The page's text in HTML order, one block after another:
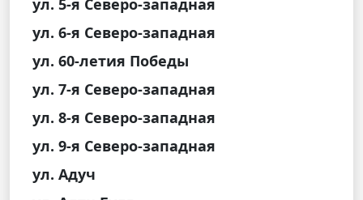
ул. 6-я Северо-западная
ул. 60-летия Победы
ул. 7-я Северо-западная
ул. 8-я Северо-западная
ул. 9-я Северо-западная
ул. Адуч